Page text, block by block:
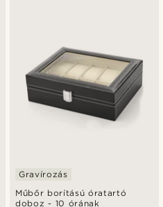
Műbőr borítású óratartó
doboz - 10 órának
Gravírozás